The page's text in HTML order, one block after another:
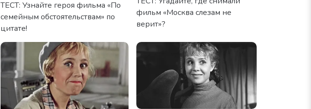
ТЕСТ: Узнайте героя фильма «По
семейным обстоятельствам» по
цитате!
фильм «Москва слезам не
верит»?